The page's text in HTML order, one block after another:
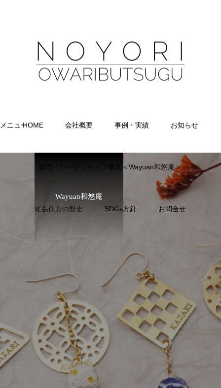
メニューHOME 会社概要 事例・実績 お知らせ
販売・ワークショップ事業＜Wayuan和悠庵＞
尾張仏具の歴史 SDGs方針 お問合せ
Wayuan和悠庵